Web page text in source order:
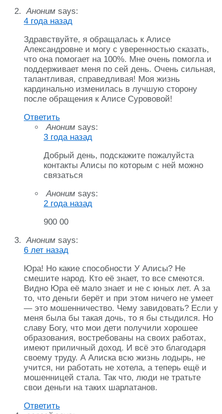
Аноним says:
4 года назад
Здравствуйте, я обращалась к Алисе
Александровне и могу с уверенностью сказать,
что она помогает на 100%. Мне очень помогла и
поддерживает меня по сей день. Очень сильная,
талантливая, справедливая! Моя жизнь
кардинально изменилась в лучшую сторону
после обращения к Алисе Сурововой!
Ответить
Аноним says:
3 года назад
Добрый день, подскажите пожалуйста
контакты Алисы по которым с ней можно
связаться
Аноним says:
2 года назад
900 00
Аноним says:
6 лет назад
Юра! Но какие способности У Алисы? Не
смешите народ. Кто её знает, то все смеются.
Видно Юра её мало знает и не с юных лет. А за
то, что деньги берёт и при этом ничего не умеет
— это мошенничество. Чему завидовать? Если у
меня была бы такая дочь, то я бы стыдился. Но
славу Богу, что мои дети получили хорошее
образования, востребованы на своих работах,
имеют приличный доход. И всё это благодаря
своему труду. А Алиска всю жизнь лодырь, не
учится, ни работать не хотела, а теперь ещё и
мошенницей стала. Так что, люди не тратьте
свои деньги на таких шарлатанов.
Ответить